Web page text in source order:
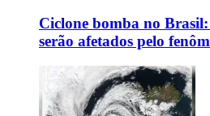
Ciclone bomba no Brasil:
serão afetados pelo